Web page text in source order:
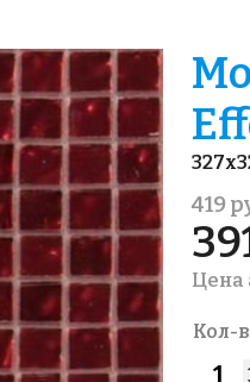
419
Цена
Кол-